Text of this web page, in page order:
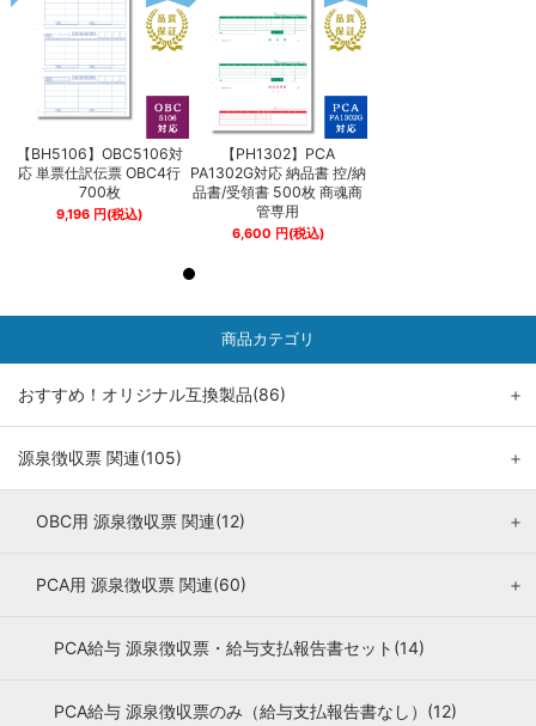
【BH5106】OBC5106対
応 単票仕訳伝票 OBC4行
700枚
9,196 円(税込)
【PH1302】PCA
PA1302G対応 納品書 控/納
品書/受領書 500枚 商魂商
管専用
6,600 円(税込)
商品カテゴリ
おすすめ！オリジナル互換製品(86) ＋
源泉徴収票 関連(105) ＋
OBC用 源泉徴収票 関連(12) ＋
PCA用 源泉徴収票 関連(60) ＋
PCA給与 源泉徴収票・給与支払報告書セット(14)
PCA給与 源泉徴収票のみ（給与支払報告書なし）(12)